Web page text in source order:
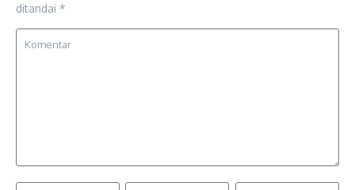
ditandai *